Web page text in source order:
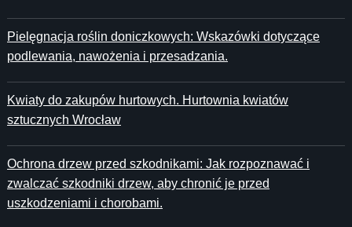
Pielęgnacja roślin doniczkowych: Wskazówki dotyczące
podlewania, nawożenia i przesadzania.
Kwiaty do zakupów hurtowych. Hurtownia kwiatów
sztucznych Wrocław
Ochrona drzew przed szkodnikami: Jak rozpoznawać i
zwalczać szkodniki drzew, aby chronić je przed
uszkodzeniami i chorobami.